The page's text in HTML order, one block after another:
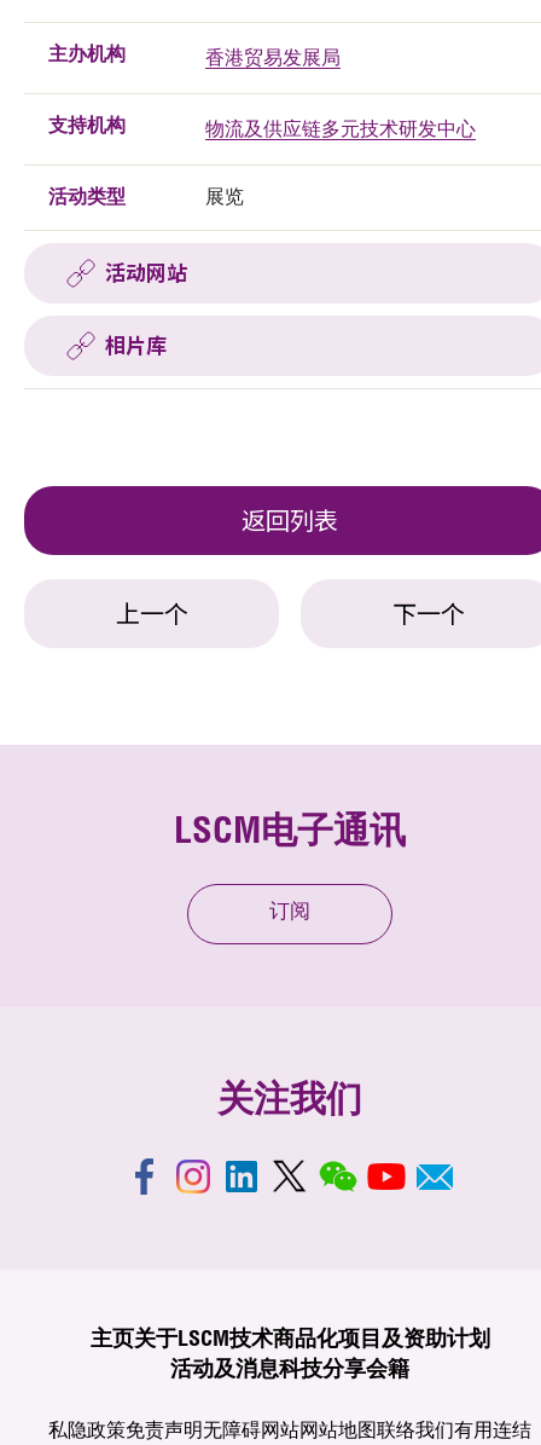
主办机构 香港贸易发展局
支持机构 物流及供应链多元技术研发中心
活动类型 展览
活动网站
相片库
返回列表
上一个 下一个
LSCM电子通讯
订阅
关注我们
主页关于LSCM技术商品化项目及资助计划
活动及消息科技分享会籍
私隐政策免责声明无障碍网站网站地图联络我们有用连结